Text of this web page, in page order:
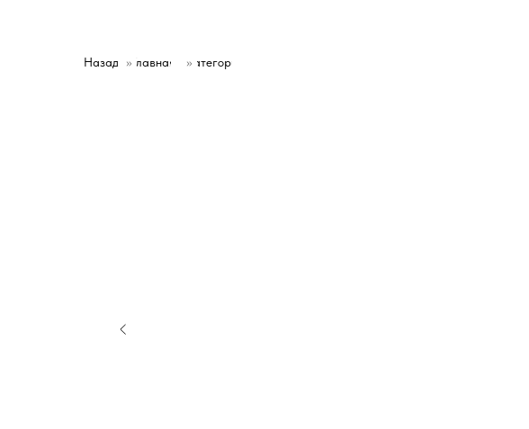
Назад » Главная »
Категории